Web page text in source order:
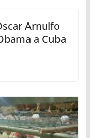
Arnulfo
a Cuba